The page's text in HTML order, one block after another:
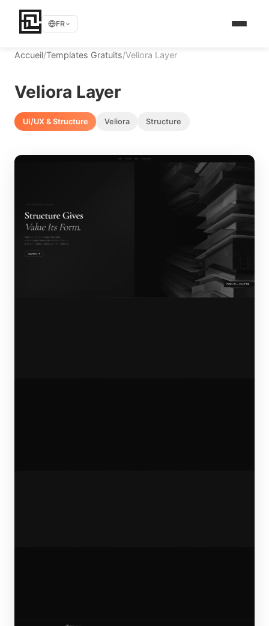
FR
Accueil/Templates Gratuits/Veliora Layer
Veliora Layer
UI/UX & Structure Veliora Structure